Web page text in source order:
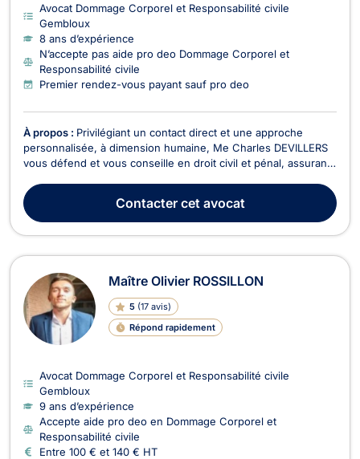
Avocat Dommage Corporel et Responsabilité civile
Gembloux
8 ans d’expérience
N’accepte pas aide pro deo Dommage Corporel et
Responsabilité civile
Premier rendez-vous payant sauf pro deo
À propos : Privilégiant un contact direct et une approche
personnalisée, à dimension humaine, Me Charles DEVILLERS
vous défend et vous conseille en droit civil et pénal, assurant
vos intérêts au cœur de votre défense, avec stratégie et
transparence, dans le respect du secret ...
Contactercet avocat
Maître Olivier ROSSILLON
5 (17 avis)
Répond rapidement
Avocat Dommage Corporel et Responsabilité civile
Gembloux
9 ans d’expérience
Accepte aide pro deo en Dommage Corporel et
Responsabilité civile
Entre 100 € et 140 € HT